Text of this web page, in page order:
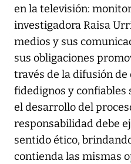
en la televisión:
investigadora Raisa
medios y sus
sus obligaciones
través de la difusión
fidedignos y confiables
el desarrollo del
responsabilidad debe
sentido ético,
contienda las mismas